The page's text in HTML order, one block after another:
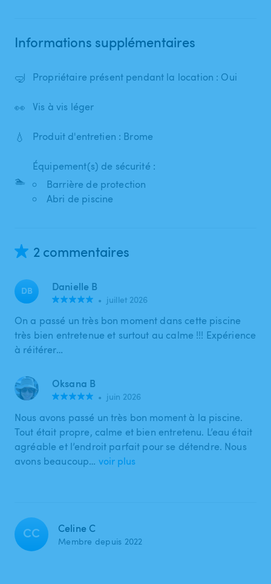
Informations supplémentaires
🤿 Propriétaire présent pendant la location : Oui
👀 Vis à vis léger
💧 Produit d'entretien : Brome
🏊
Équipement(s) de sécurité :
Barrière de protection
Abri de piscine
2 commentaires
DB Danielle B
• juillet 2026
On a passé un très bon moment dans cette piscine
très bien entretenue et surtout au calme !!! Expérience
à réitérer…
Oksana B
• juin 2026
Nous avons passé un très bon moment à la piscine.
Tout était propre, calme et bien entretenu. L’eau était
agréable et l’endroit parfait pour se détendre. Nous
avons beaucoup… voir plus
CC Celine C
Membre depuis 2022